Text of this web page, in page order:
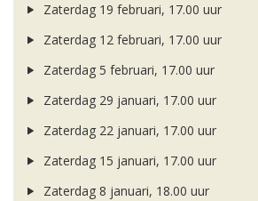
Zaterdag 19 februari, 17.00 uur
Zaterdag 12 februari, 17.00 uur
Zaterdag 5 februari, 17.00 uur
Zaterdag 29 januari, 17.00 uur
Zaterdag 22 januari, 17.00 uur
Zaterdag 15 januari, 17.00 uur
Zaterdag 8 januari, 18.00 uur